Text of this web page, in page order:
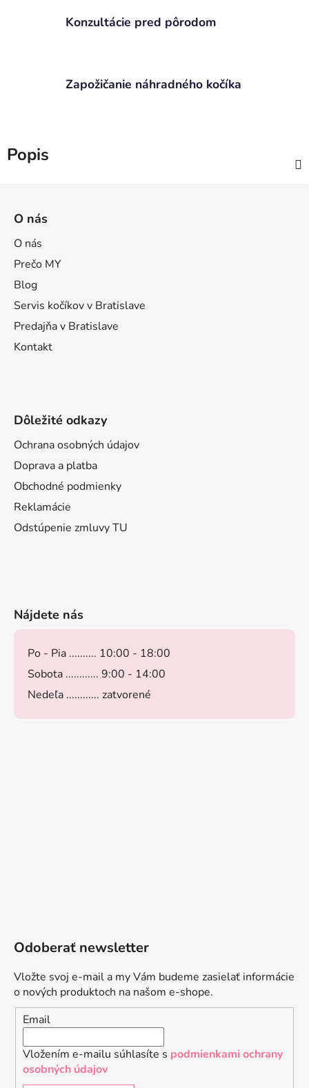
Konzultácie pred pôrodom
Zapožičanie náhradného kočíka
Popis
O nás
O nás
Prečo MY
Blog
Servis kočíkov v Bratislave
Predajňa v Bratislave
Kontakt
Dôležité odkazy
Ochrana osobných údajov
Doprava a platba
Obchodné podmienky
Reklamácie
Odstúpenie zmluvy TU
Nájdete nás
Po - Pia .......... 10:00 - 18:00
Sobota ............ 9:00 - 14:00
Nedeľa ............ zatvorené
Odoberať newsletter
Vložte svoj e-mail a my Vám budeme zasielať informácie
o nových produktoch na našom e-shope.
Email
Vložením e-mailu súhlasíte s podmienkami ochrany
osobných údajov